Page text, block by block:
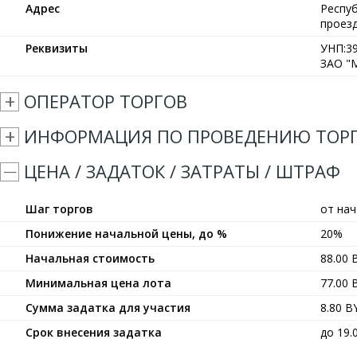
Адрес
Реквизиты
ЗАО
ОПЕРАТОР ТОРГОВ
ИНФОРМАЦИЯ ПО ПРОВЕДЕНИЮ
ЦЕНА / ЗАДАТОК / ЗАТРАТЫ / ШТРАФ
Шаг торгов
от
Понижение начальной цены, до %
20%
Начальная стоимость
88.00
Минимальная цена лота
77.00
Сумма задатка для участия
8.80
Срок внесения задатка
до